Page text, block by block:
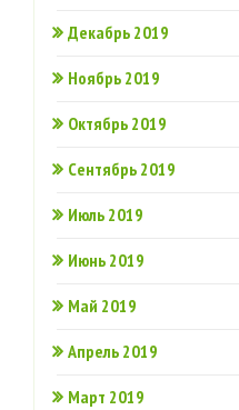
Декабрь 2019
Ноябрь 2019
Октябрь 2019
Сентябрь 2019
Июль 2019
Июнь 2019
Май 2019
Апрель 2019
Март 2019